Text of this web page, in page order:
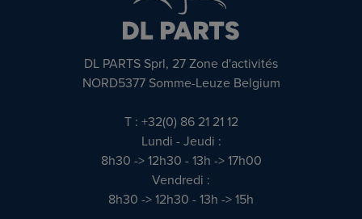
DL PARTS Sprl, 27 Zone d'activités
NORD5377 Somme-Leuze Belgium
T : +32(0) 86 21 21 12
Lundi - Jeudi :
8h30 -> 12h30 - 13h -> 17h00
Vendredi :
8h30 -> 12h30 - 13h -> 15h